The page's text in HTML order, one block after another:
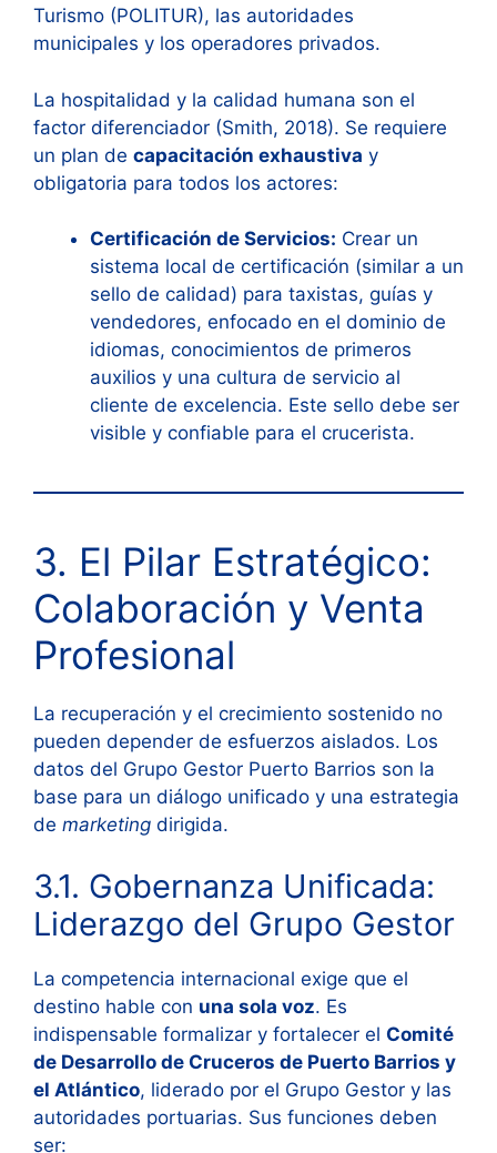
Turismo (POLITUR), las autoridades
municipales y los operadores privados.
La hospitalidad y la calidad humana son el
factor diferenciador (Smith, 2018). Se requiere
un plan de capacitación exhaustiva y
obligatoria para todos los actores:
Certificación de Servicios: Crear un
sistema local de certificación (similar a un
sello de calidad) para taxistas, guías y
vendedores, enfocado en el dominio de
idiomas, conocimientos de primeros
auxilios y una cultura de servicio al
cliente de excelencia. Este sello debe ser
visible y confiable para el crucerista.
3. El Pilar Estratégico:
Colaboración y Venta
Profesional
La recuperación y el crecimiento sostenido no
pueden depender de esfuerzos aislados. Los
datos del Grupo Gestor Puerto Barrios son la
base para un diálogo unificado y una estrategia
de marketing dirigida.
3.1. Gobernanza Unificada:
Liderazgo del Grupo Gestor
La competencia internacional exige que el
destino hable con una sola voz. Es
indispensable formalizar y fortalecer el Comité
de Desarrollo de Cruceros de Puerto Barrios y
el Atlántico, liderado por el Grupo Gestor y las
autoridades portuarias. Sus funciones deben
ser: